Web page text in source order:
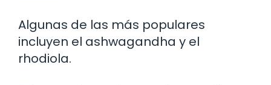
Algunas de las más populares
incluyen el ashwagandha y el
rhodiola.